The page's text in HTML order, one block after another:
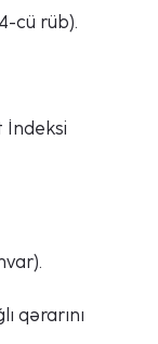
cü rüb).
İndeksi
qərarını